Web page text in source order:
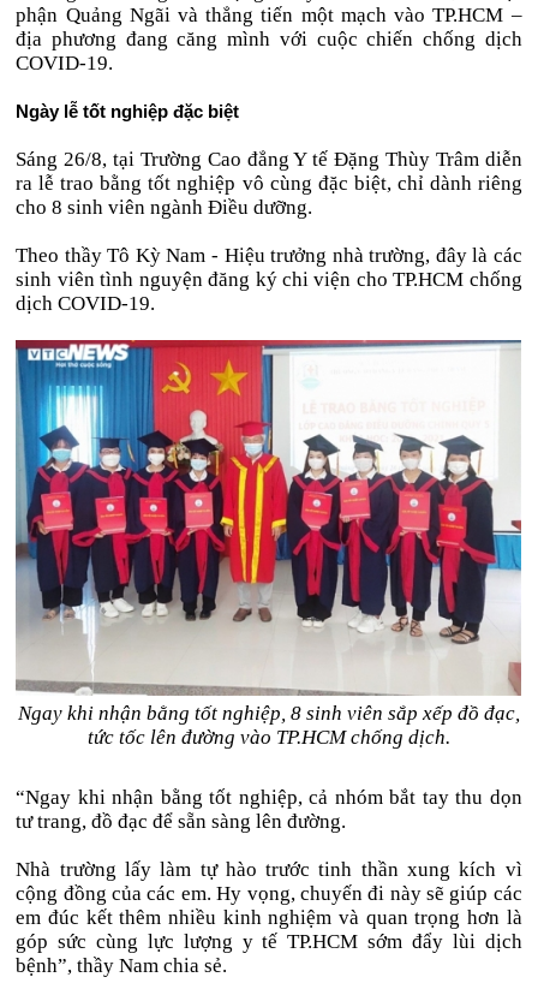
phận Quảng Ngãi và thẳng tiến một mạch vào TP.HCM –
địa phương đang căng mình với cuộc chiến chống dịch
COVID-19.
Ngày lễ tốt nghiệp đặc biệt
Sáng 26/8, tại Trường Cao đẳng Y tế Đặng Thùy Trâm diễn
ra lễ trao bằng tốt nghiệp vô cùng đặc biệt, chỉ dành riêng
cho 8 sinh viên ngành Điều dưỡng.
Theo thầy Tô Kỳ Nam - Hiệu trưởng nhà trường, đây là các
sinh viên tình nguyện đăng ký chi viện cho TP.HCM chống
dịch COVID-19.
Ngay khi nhận bằng tốt nghiệp, 8 sinh viên sắp xếp đồ đạc,
tức tốc lên đường vào TP.HCM chống dịch.
“Ngay khi nhận bằng tốt nghiệp, cả nhóm bắt tay thu dọn
tư trang, đồ đạc để sẵn sàng lên đường.
Nhà trường lấy làm tự hào trước tinh thần xung kích vì
cộng đồng của các em. Hy vọng, chuyến đi này sẽ giúp các
em đúc kết thêm nhiều kinh nghiệm và quan trọng hơn là
góp sức cùng lực lượng y tế TP.HCM sớm đẩy lùi dịch
bệnh”, thầy Nam chia sẻ.